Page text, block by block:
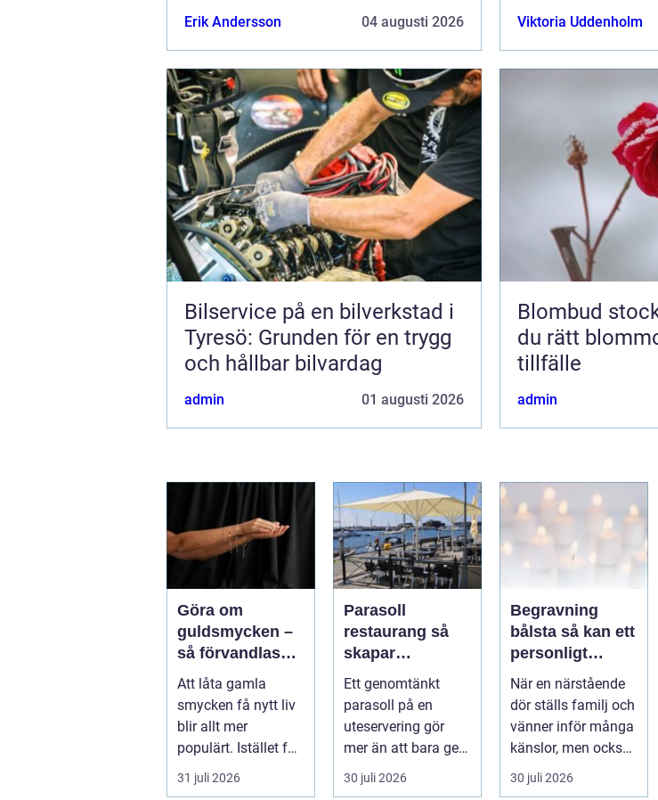
Erik Andersson 04 augusti 2026 Viktoria Uddenholm
Bilservice på en bilverkstad i
Tyresö: Grunden för en trygg
och hållbar bilvardag
admin 01 augusti 2026
Blombud stockholm
du rätt
tillfälle
admin
Göra om
guldsmycken –
så förvandlas
minnen till nya
favoriter
Att låta gamla
smycken få nytt liv
blir allt mer
populärt. Istället för
a...
31 juli 2026
Parasoll
restaurang så
skapar
uteserveringen
rätt känsla året
runt
Ett genomtänkt
parasoll på en
uteservering gör
mer än att bara ge
skugga. Det
påverkar hur länge
30 juli 2026
Begravning
bålsta så kan ett
personligt
avsked formas
När en närstående
dör ställs familj och
vänner inför många
känslor, men också
praktiska beslut. En
b...
30 juli 2026